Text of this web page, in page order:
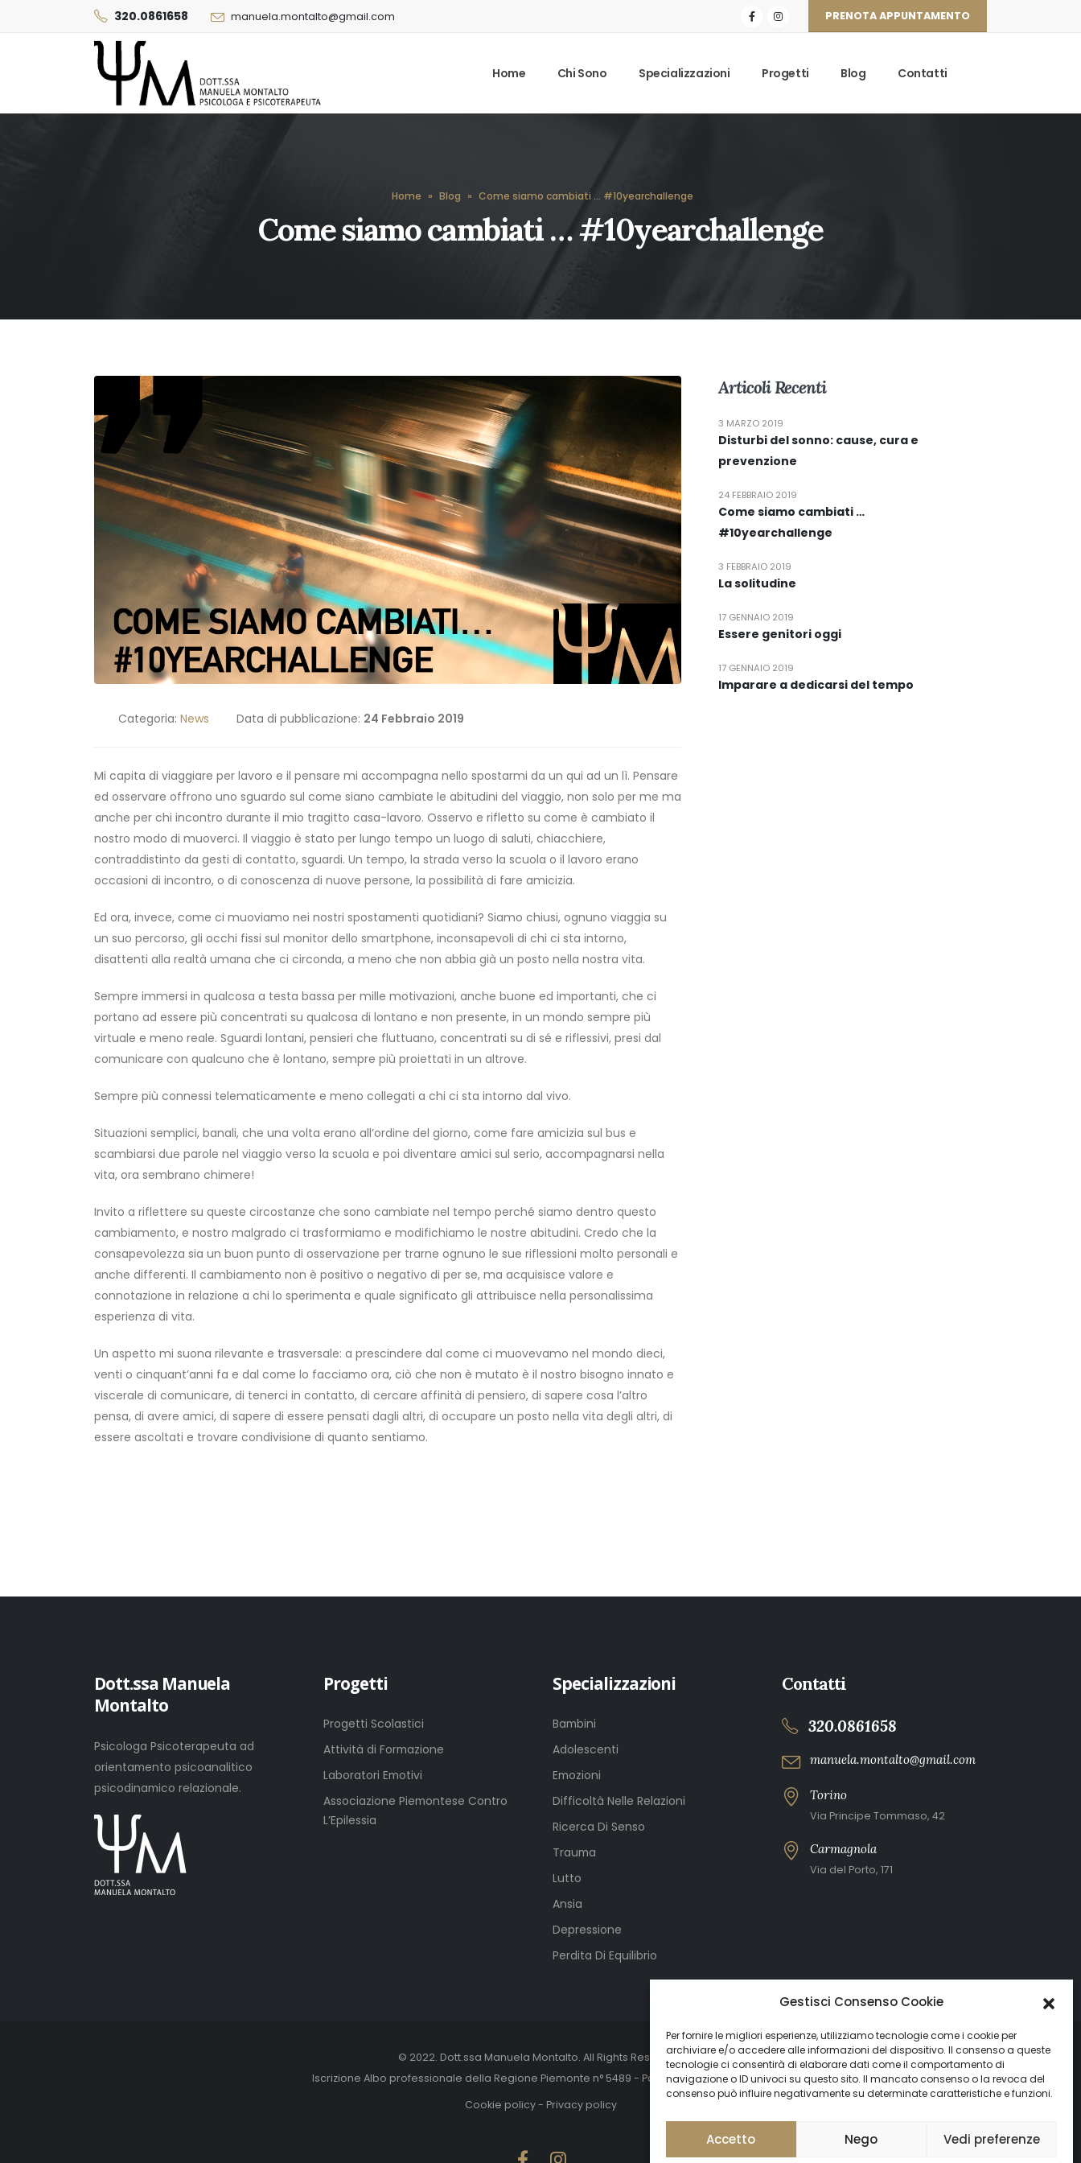
Gestisci Consenso Cookie
Per fornire le migliori esperienze, utilizziamo tecnologie come i cookie per
archiviare e/o accedere alle informazioni del dispositivo. Il consenso a queste
tecnologie ci consentirà di elaborare dati come il comportamento di
navigazione o ID univoci su questo sito. Il mancato consenso o la revoca del
consenso può influire negativamente su determinate caratteristiche e funzioni.
Accetto Nego Vedi preferenze
320.0861658 manuela.montalto@gmail.com PRENOTA APPUNTAMENTO
Home Chi Sono Specializzazioni Progetti Blog Contatti
Home » Blog » Come siamo cambiati … #10yearchallenge
Come siamo cambiati … #10yearchallenge
Categoria: News Data di pubblicazione: 24 Febbraio 2019
Mi capita di viaggiare per lavoro e il pensare mi accompagna nello spostarmi da un qui ad un lì. Pensare
ed osservare offrono uno sguardo sul come siano cambiate le abitudini del viaggio, non solo per me ma
anche per chi incontro durante il mio tragitto casa-lavoro. Osservo e rifletto su come è cambiato il
nostro modo di muoverci. Il viaggio è stato per lungo tempo un luogo di saluti, chiacchiere,
contraddistinto da gesti di contatto, sguardi. Un tempo, la strada verso la scuola o il lavoro erano
occasioni di incontro, o di conoscenza di nuove persone, la possibilità di fare amicizia.
Ed ora, invece, come ci muoviamo nei nostri spostamenti quotidiani? Siamo chiusi, ognuno viaggia su
un suo percorso, gli occhi fissi sul monitor dello smartphone, inconsapevoli di chi ci sta intorno,
disattenti alla realtà umana che ci circonda, a meno che non abbia già un posto nella nostra vita.
Sempre immersi in qualcosa a testa bassa per mille motivazioni, anche buone ed importanti, che ci
portano ad essere più concentrati su qualcosa di lontano e non presente, in un mondo sempre più
virtuale e meno reale. Sguardi lontani, pensieri che fluttuano, concentrati su di sé e riflessivi, presi dal
comunicare con qualcuno che è lontano, sempre più proiettati in un altrove.
Sempre più connessi telematicamente e meno collegati a chi ci sta intorno dal vivo.
Situazioni semplici, banali, che una volta erano all’ordine del giorno, come fare amicizia sul bus e
scambiarsi due parole nel viaggio verso la scuola e poi diventare amici sul serio, accompagnarsi nella
vita, ora sembrano chimere!
Invito a riflettere su queste circostanze che sono cambiate nel tempo perché siamo dentro questo
cambiamento, e nostro malgrado ci trasformiamo e modifichiamo le nostre abitudini. Credo che la
consapevolezza sia un buon punto di osservazione per trarne ognuno le sue riflessioni molto personali e
anche differenti. Il cambiamento non è positivo o negativo di per se, ma acquisisce valore e
connotazione in relazione a chi lo sperimenta e quale significato gli attribuisce nella personalissima
esperienza di vita.
Un aspetto mi suona rilevante e trasversale: a prescindere dal come ci muovevamo nel mondo dieci,
venti o cinquant’anni fa e dal come lo facciamo ora, ciò che non è mutato è il nostro bisogno innato e
viscerale di comunicare, di tenerci in contatto, di cercare affinità di pensiero, di sapere cosa l’altro
pensa, di avere amici, di sapere di essere pensati dagli altri, di occupare un posto nella vita degli altri, di
essere ascoltati e trovare condivisione di quanto sentiamo.
Articoli Recenti
Disturbi del sonno: cause, cura e
prevenzione
3 MARZO 2019
Come siamo cambiati …
#10yearchallenge
24 FEBBRAIO 2019
La solitudine
3 FEBBRAIO 2019
Essere genitori oggi
17 GENNAIO 2019
Imparare a dedicarsi del tempo
17 GENNAIO 2019
Dott.ssa Manuela
Montalto
Psicologa Psicoterapeuta ad
orientamento psicoanalitico
psicodinamico relazionale.
Progetti
Progetti Scolastici
Attività di Formazione
Laboratori Emotivi
Associazione Piemontese Contro
L’Epilessia
Specializzazioni
Bambini
Adolescenti
Emozioni
Difficoltà Nelle Relazioni
Ricerca Di Senso
Trauma
Lutto
Ansia
Depressione
Perdita Di Equilibrio
Contatti
320.0861658
manuela.montalto@gmail.com
Torino
Via Principe Tommaso, 42
Carmagnola
Via del Porto, 171
© 2022. Dott.ssa Manuela Montalto. All Rights Reserved.
Iscrizione Albo professionale della Regione Piemonte n° 5489 - Partita Iva n° 10434930011
Cookie policy- Privacy policy